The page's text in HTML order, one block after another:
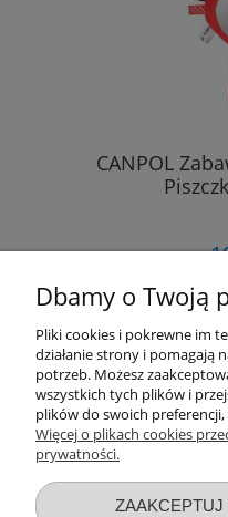
CANPOL
« 1 ... 17
Dbamy o Twoją
Pliki cookies i pokrewne im
działanie strony i pomagają
potrzeb. Możesz
wszystkich tych plików i
plików do swoich
Więcej o plikach cookies
prywatności.
ZAAKCEPTUJ